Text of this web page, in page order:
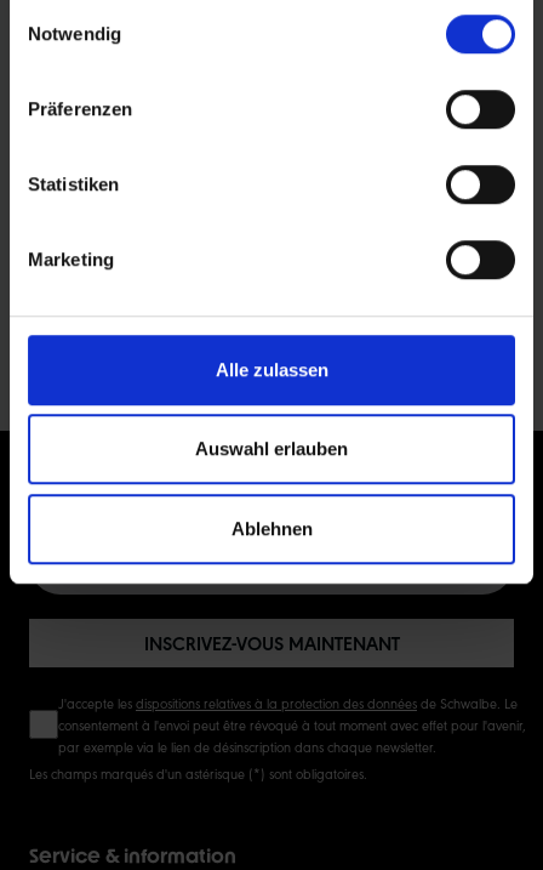
Notwendig
Präferenzen
Statistiken
Marketing
Alle zulassen
Auswahl erlauben
Ablehnen
APERÇU DES PRODUITS
Trouvez encore plus rapidement le pneu qui
pour affiner votre sélection ou filtrez le tableau
intéressent. Triez les pneus à l'aide des flèches.
INSCRIVEZ-VOUS MAINTENANT À LA NEWSLETTER
INSCRIVEZ-VOUS MAINTENANT
J'accepte lesdispositions relatives à la protection des donnéesde Schwalbe. Le
consentement à l'envoi peut être révoqué à tout moment avec effet pour l'avenir,
par exemple via le lien de désinscription dans chaque newsletter.
Les champs marqués d'un astérisque (*) sont obligatoires.
Service & information